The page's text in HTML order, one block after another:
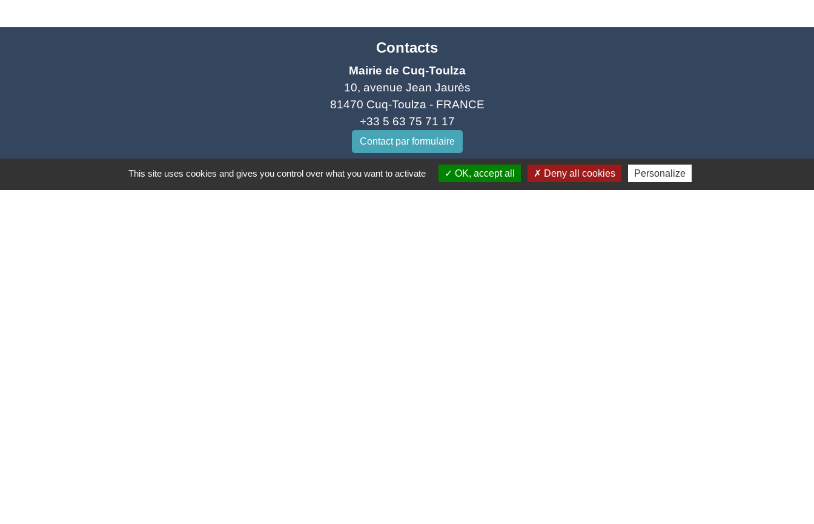
Contacts
Mairie de Cuq-Toulza
10, avenue Jean Jaurès
81470 Cuq-Toulza - FRANCE
+33 5 63 75 71 17
Contact par formulaire
Horaires d'ouverture du secrétariat
Lundi : Sur RDV
This site uses cookies and gives you control over what you want to activate OK, accept all Deny all cookies Personalize